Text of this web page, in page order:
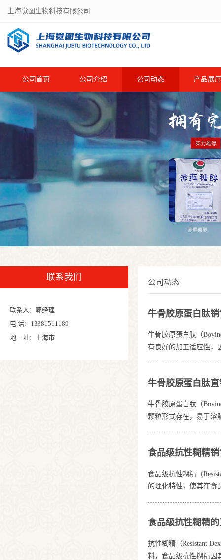
上海觉图生物科技有限公司
公司首页 公司介绍 公司动态 产品展厅
联系我们
联系人：郭经理
电 话：13381511189
地 址：上海市
公司动态
牛骨胶原蛋白肽销
牛骨胶原蛋白肽（
有良好的加工适应性，
牛骨胶原蛋白肽直
牛骨胶原蛋白肽（
颗粒形式存在，易于溶
食品级抗性糊精销
食品级抗性糊精（
的理化特性，使其在食
食品级抗性糊精的
抗性糊精（Resistant
料，食品级抗性糊精因